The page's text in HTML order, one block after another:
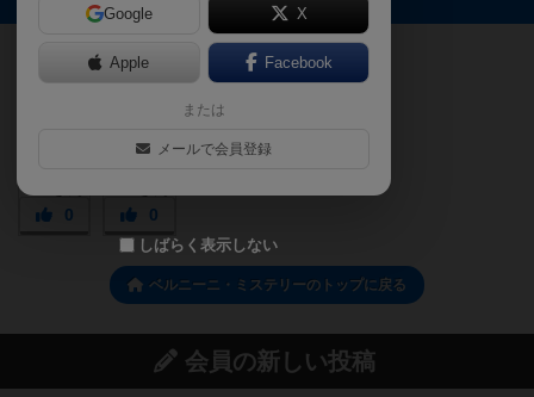
0 0
ベルニーニ・ミステリーのトップに戻る
会員の新しい投稿
Google X
Apple Facebook
または
メールで会員登録
しばらく表示しない